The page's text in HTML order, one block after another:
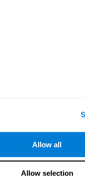
Allow all
Allow selection
للشبكات العصبية بعد 3 أسابيع.
أدرّب قدراتي
عن طريق إزالة
لا يعطي الدماغ الموارد